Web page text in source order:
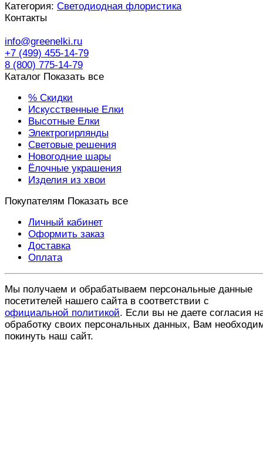
Категория: Светодиодная флористика
Контакты
info@greenelki.ru
+7 (499) 455-14-79
8 (800) 775-14-79
Каталог Показать все
% Скидки
Искусственные Елки
Высотные Елки
Электрогирлянды
Световые решения
Новогодние шары
Ёлочные украшения
Изделия из хвои
Покупателям Показать все
Личный кабинет
Оформить заказ
Доставка
Оплата
Мы получаем и обрабатываем персональные данные
посетителей нашего сайта в соответствии с
официальной политикой. Если вы не даете согласия
обработку своих персональных данных, Вам
покинуть наш сайт.